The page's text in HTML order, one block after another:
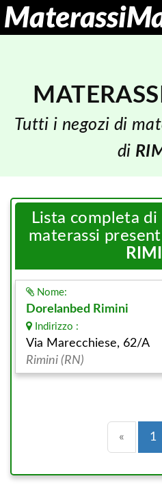
Tutti i negozi di
di
Lista completa
materassi
Nome:
Dorelanbed Rimini
Indirizzo :
Via Marecchiese, 62/A
Rimini (RN)
« 1